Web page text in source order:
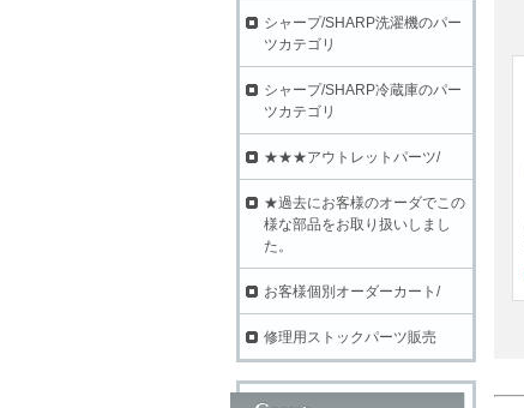
シャープ/SHARP洗濯機のパー
ツカテゴリ
シャープ/SHARP冷蔵庫のパー
ツカテゴリ
★★★アウトレットパーツ/
★過去にお客様のオーダでこの
様な部品をお取り扱いしまし
た。
お客様個別オーダーカート/
修理用ストックパーツ販売